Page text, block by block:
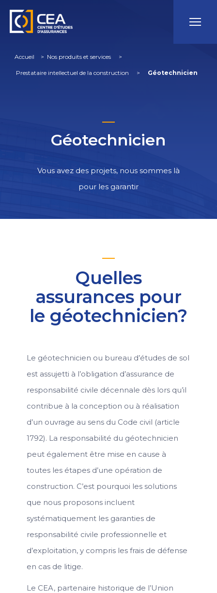
Accueil > Nos produits et services >
Prestataire intellectuel de la construction > Géotechnicien
Géotechnicien
Vous avez des projets, nous sommes là
pour les garantir
Quelles
assurances pour
le géotechnicien?
Le géotechnicien ou bureau d’études de sol
est assujetti à l’obligation d’assurance de
responsabilité civile décennale dès lors qu’il
contribue à la conception ou à réalisation
d’un ouvrage au sens du Code civil (article
1792). La responsabilité du géotechnicien
peut également être mise en cause à
toutes les étapes d’une opération de
construction. C’est pourquoi les solutions
que nous proposons incluent
systématiquement les garanties de
responsabilité civile professionnelle et
d’exploitation, y compris les frais de défense
en cas de litige.
Le CEA, partenaire historique de l’Union